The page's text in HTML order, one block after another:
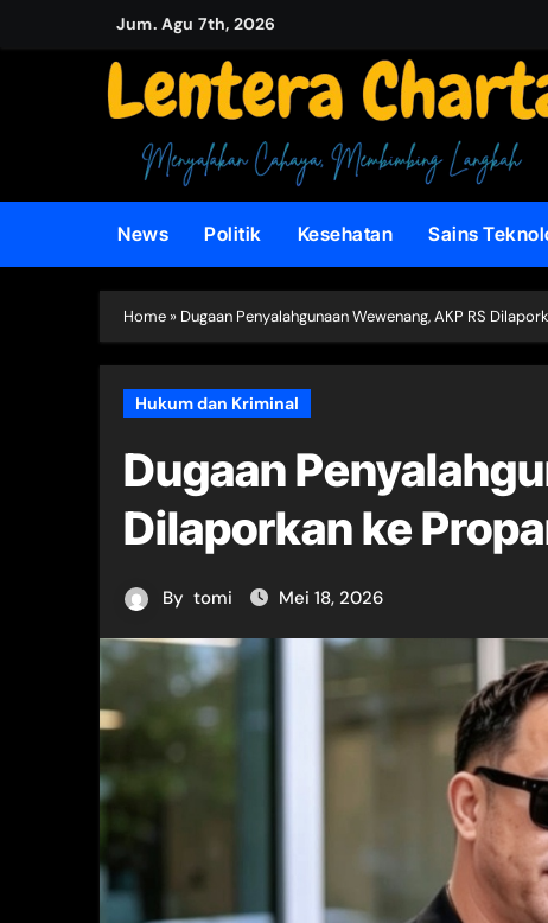
Jum. Agu 7th, 2026
News Politik Kesehatan Sains
Home » Dugaan Penyalahgunaan Wewenang, AKP RS
Hukum dan Kriminal
Dugaan
Dilaporkan ke
By tomi Mei 18, 2026